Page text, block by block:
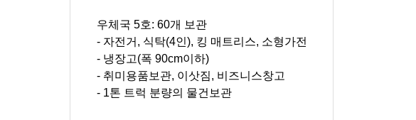
우체국 5호: 60개 보관
- 자전거, 식탁(4인), 킹 매트리스, 소형가전
- 냉장고(폭 90cm이하)
- 취미용품보관, 이삿짐, 비즈니스창고
- 1톤 트럭 분량의 물건보관